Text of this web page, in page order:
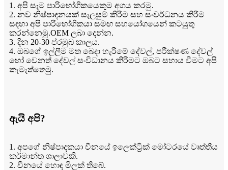
1. අපි සෑම පාරිභෝගිකයෙකුම අගය කරමු.
2. නව නිෂ්පාදනයක් සැලසුම් කිරීම සහ සංවර්ධනය කිරීම
සඳහා අපි පාරිභෝගිකයා සමඟ සහයෝගයෙන් කටයුතු
කරන්නෙමු.OEM ලබා දෙන්න.
3. දින 20-30 ප්රමුඛ කාලය.
4. ඔබගේ ඉල්ලීම මත බෙදා හැරීමේ දේවල්, පරීක්ෂණ දේවල්
හෝ වෙනත් දේවල් සංවිධානය කිරීමට ඔබට සහාය වීමට අපි
කැමැත්තෙමු.
ඇයි අපි?
1. අපගේ නිෂ්පාදකයා චීනයේ ඉලෙක්ට්‍රික් මෝටරයේ වෘත්තීය
කර්මාන්ත ශාලාවකි.
2. චීනයේ හොඳ මිලක් තිබේ.